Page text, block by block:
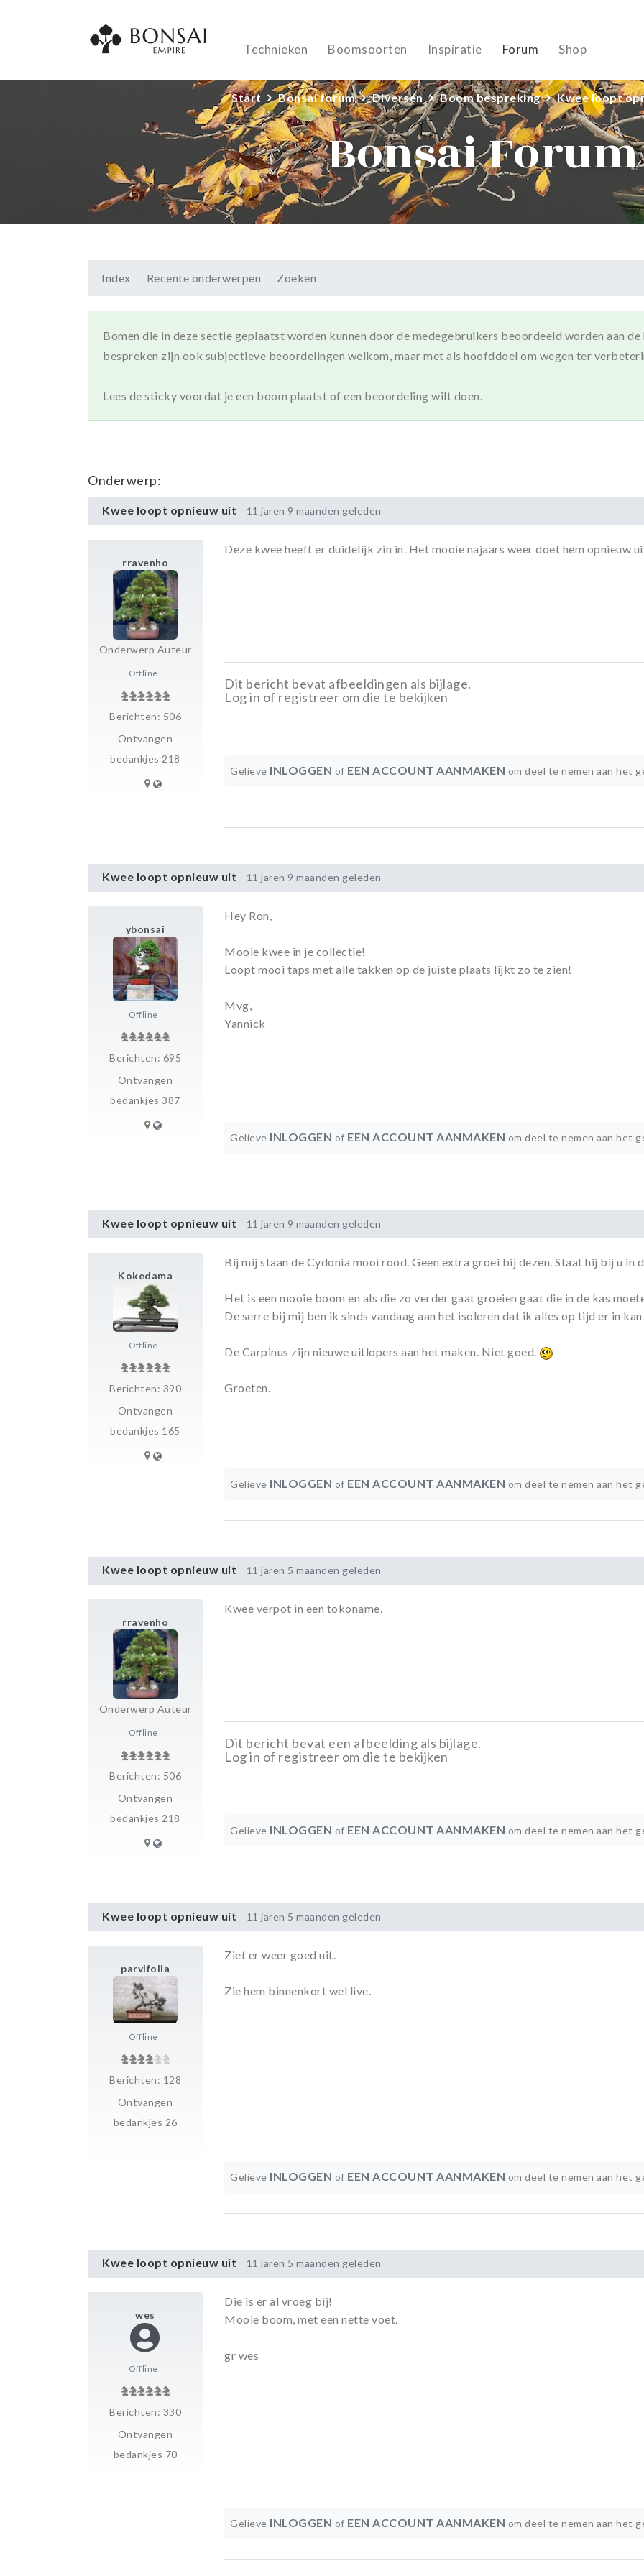
Technieken Boomsoorten Inspiratie Forum Shop
Start Bonsai forum Diversen Boom bespreking Kwee loopt
Bonsai Forum
Index Recente onderwerpen Zoeken
Bomen die in deze sectie geplaatst worden kunnen door de medegebruikers beoordeeld worden aan
bespreken zijn ook subjectieve beoordelingen welkom, maar met als hoofddoel om wegen ter
Lees de sticky voordat je een boom plaatst of een beoordeling wilt doen.
Onderwerp:
Kwee loopt opnieuw uit 11 jaren 9 maanden geleden
rravenho
Onderwerp Auteur
Offline
Berichten: 506
Ontvangen
bedankjes 218
Deze kwee heeft er duidelijk zin in. Het mooie najaars weer doet hem opnieuw
Dit bericht bevat afbeeldingen als bijlage.
Log in of registreer om die te bekijken
Gelieve INLOGGEN of EEN ACCOUNT AANMAKEN om deel te nemen aan het
Kwee loopt opnieuw uit 11 jaren 9 maanden geleden
ybonsai
Offline
Berichten: 695
Ontvangen
bedankjes 387
Hey Ron,
Mooie kwee in je collectie!
Loopt mooi taps met alle takken op de juiste plaats lijkt zo te zien!
Mvg,
Yannick
Gelieve INLOGGEN of EEN ACCOUNT AANMAKEN om deel te nemen aan het
Kwee loopt opnieuw uit 11 jaren 9 maanden geleden
Kokedama
Offline
Berichten: 390
Ontvangen
bedankjes 165
Bij mij staan de Cydonia mooi rood. Geen extra groei bij dezen. Staat hij bij u in
Het is een mooie boom en als die zo verder gaat groeien gaat die in de kas
De serre bij mij ben ik sinds vandaag aan het isoleren dat ik alles op tijd er in kan
De Carpinus zijn nieuwe uitlopers aan het maken. Niet goed.
Groeten.
Gelieve INLOGGEN of EEN ACCOUNT AANMAKEN om deel te nemen aan het
Kwee loopt opnieuw uit 11 jaren 5 maanden geleden
rravenho
Onderwerp Auteur
Offline
Berichten: 506
Ontvangen
bedankjes 218
Kwee verpot in een tokoname.
Dit bericht bevat een afbeelding als bijlage.
Log in of registreer om die te bekijken
Gelieve INLOGGEN of EEN ACCOUNT AANMAKEN om deel te nemen aan het
Kwee loopt opnieuw uit 11 jaren 5 maanden geleden
parvifolia
Offline
Berichten: 128
Ontvangen
bedankjes 26
Ziet er weer goed uit.
Zie hem binnenkort wel live.
Gelieve INLOGGEN of EEN ACCOUNT AANMAKEN om deel te nemen aan het
Kwee loopt opnieuw uit 11 jaren 5 maanden geleden
wes
Offline
Berichten: 330
Ontvangen
bedankjes 70
Die is er al vroeg bij!
Mooie boom, met een nette voet.
gr wes
Gelieve INLOGGEN of EEN ACCOUNT AANMAKEN om deel te nemen aan het